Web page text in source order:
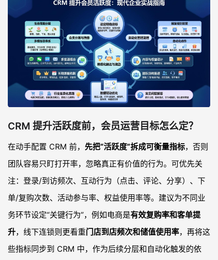
CRM 数据很多，看不过来，运营重点应该盯哪些指标？
CRM 提升活跃度前，会员运营目标怎么定？
在动手配置 CRM 前， 先把“活跃度”拆成可衡量指标，否则
团队容易只盯打开率，忽略真正有价值的行为。可优先关
注：登录/到访频次、互动行为（点击、评论、分享）、下
单/复购次数、活动参与率、权益使用率等。建议为不同业
务环节设定“关键行为”，例如电商是有效复购率和客单提
升，线下连锁则更看重门店到店频次和储值使用率，再将这
些指标同步到 CRM 中，作为后续分层和自动化触发的依